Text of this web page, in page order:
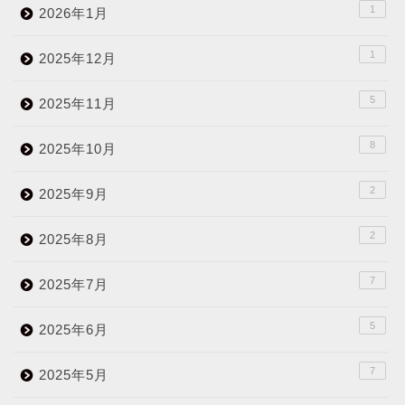
2026年1月 1
2025年12月 1
2025年11月 5
2025年10月 8
2025年9月 2
2025年8月 2
2025年7月 7
2025年6月 5
2025年5月 7